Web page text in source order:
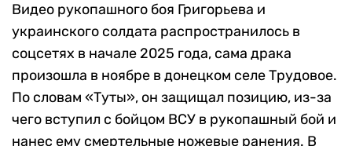
Видео рукопашного боя Григорьева и
украинского солдата распространилось в
соцсетях в начале 2025 года, сама драка
произошла в ноябре в донецком селе Трудовое.
По словам «Туты», он защищал позицию, из-за
чего вступил с бойцом ВСУ в рукопашный бой и
нанес ему смертельные ножевые ранения. В